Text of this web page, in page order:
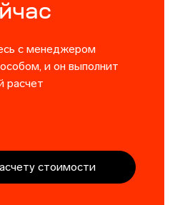
с менеджером
и он выполнит
расчет
стоимости